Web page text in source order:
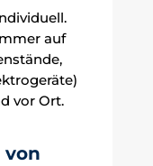
auf
vor Ort.
von